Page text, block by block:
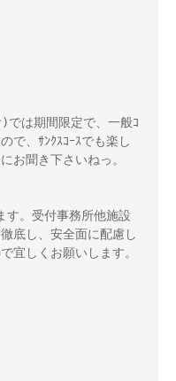
では期間限定で、一般ｺ
で、ｻﾝｸｽｺｰｽでも楽し
お聞き下さいねっ。
す。受付事務所他施設
底し、安全面に配慮し
宜しくお願いします。